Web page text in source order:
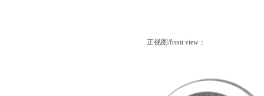
正视图/front view：